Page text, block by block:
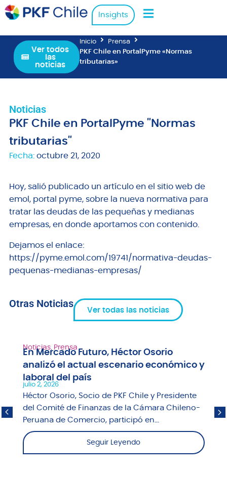
Insights
Ver todos
las
noticias
Inicio
Prensa
PKF Chile en PortalPyme «Normas
tributarias»
Noticias
PKF Chile en PortalPyme "Normas
tributarias"
Fecha: octubre 21, 2020
Hoy, salió publicado un artículo en el sitio web de
emol, portal pyme, sobre la nueva normativa para
tratar las deudas de las pequeñas y medianas
empresas, en donde aportamos con contenido.
Dejamos el enlace:
https://pyme.emol.com/19741/normativa-deudas-
pequenas-medianas-empresas/
Otras Noticias
Ver todas las noticias
Noticias, Prensa
En Mercado Futuro, Héctor Osorio
analizó el actual escenario económico y
laboral del país
julio 2, 2026
Héctor Osorio, Socio de PKF Chile y Presidente
del Comité de Finanzas de la Cámara Chileno-
Peruana de Comercio, participó en...
Seguir Leyendo